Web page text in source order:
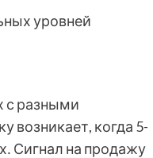
уровней
с разными
возникает, когда 5-
Сигнал на продажу